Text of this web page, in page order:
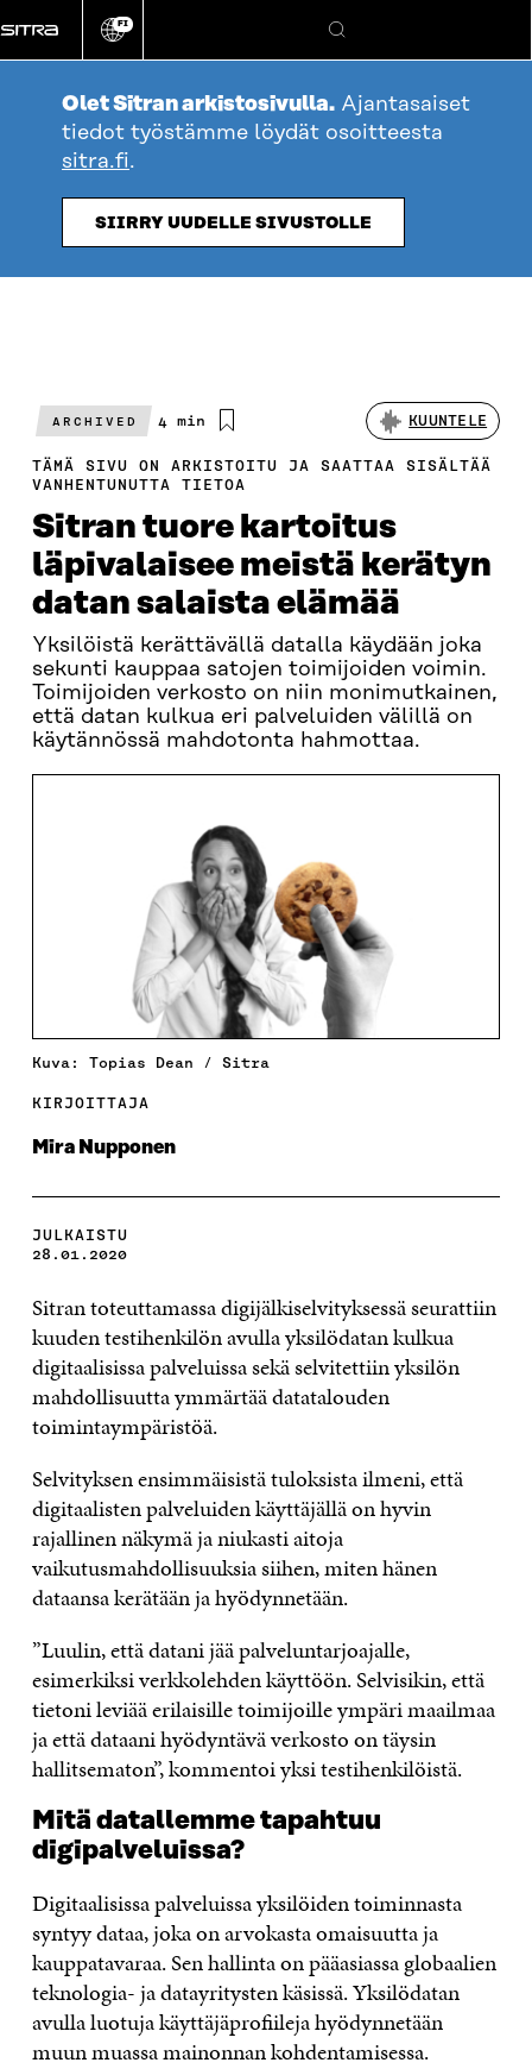
suoraan
sisältöön
Vaihda
kieli
FI
Hae
Olet Sitran arkistosivulla. Ajantasaiset
tiedot työstämme löydät osoitteesta
sitra.fi.
SIIRRY UUDELLE SIVUSTOLLE
ARCHIVED
Arvioitu
4 min KUUNTELE
TÄMÄ SIVU ON ARKISTOITU JA SAATTAA SISÄLTÄÄ
VANHENTUNUTTA TIETOA
Sitran tuore kartoitus
läpivalaisee meistä kerätyn
datan salaista elämää
Yksilöistä kerättävällä datalla käydään joka
sekunti kauppaa satojen toimijoiden voimin.
Toimijoiden verkosto on niin monimutkainen,
että datan kulkua eri palveluiden välillä on
käytännössä mahdotonta hahmottaa.
Kuva: Topias Dean / Sitra
KIRJOITTAJA
Mira Nupponen
JULKAISTU
28.01.2020
Sitran toteuttamassa digijälkiselvityksessä seurattiin
kuuden testihenkilön avulla yksilödatan kulkua
digitaalisissa palveluissa sekä selvitettiin yksilön
mahdollisuutta ymmärtää datatalouden
toimintaympäristöä.
Selvityksen ensimmäisistä tuloksista ilmeni, että
digitaalisten palveluiden käyttäjällä on hyvin
rajallinen näkymä ja niukasti aitoja
vaikutusmahdollisuuksia siihen, miten hänen
dataansa kerätään ja hyödynnetään.
”Luulin, että datani jää palveluntarjoajalle,
esimerkiksi verkkolehden käyttöön. Selvisikin, että
tietoni leviää erilaisille toimijoille ympäri maailmaa
ja että dataani hyödyntävä verkosto on täysin
hallitsematon”, kommentoi yksi testihenkilöistä.
Mitä datallemme tapahtuu
digipalveluissa?
Digitaalisissa palveluissa yksilöiden toiminnasta
syntyy dataa, joka on arvokasta omaisuutta ja
kauppatavaraa. Sen hallinta on pääasiassa globaalien
teknologia- ja datayritysten käsissä. Yksilödatan
avulla luotuja käyttäjäprofiileja hyödynnetään
muun muassa mainonnan kohdentamisessa.